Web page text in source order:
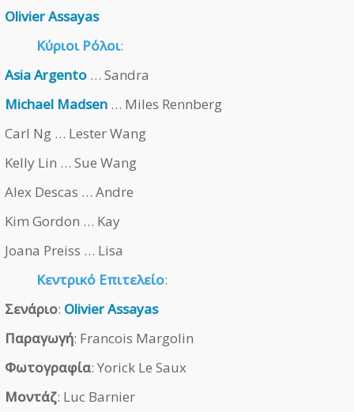
Olivier Assayas
Κύριοι Ρόλοι:
Asia Argento … Sandra
Michael Madsen … Miles Rennberg
Carl Ng … Lester Wang
Kelly Lin … Sue Wang
Alex Descas … Andre
Kim Gordon … Kay
Joana Preiss … Lisa
Κεντρικό Επιτελείο:
Σενάριο: Olivier Assayas
Παραγωγή: Francois Margolin
Φωτογραφία: Yorick Le Saux
Μοντάζ: Luc Barnier